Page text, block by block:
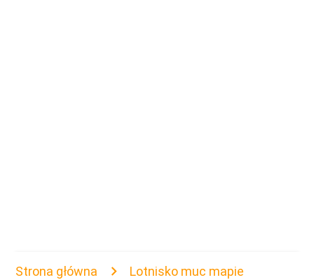
Strona główna Lotnisko muc mapie